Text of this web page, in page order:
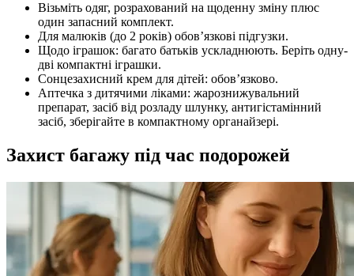
Візьміть одяг, розрахований на щоденну зміну плюс
один запасний комплект.
Для малюків (до 2 років) обов’язкові підгузки.
Щодо іграшок: багато батьків ускладнюють. Беріть одну-
дві компактні іграшки.
Сонцезахисний крем для дітей: обов’язково.
Аптечка з дитячими ліками: жарознижувальний
препарат, засіб від розладу шлунку, антигістамінний
засіб, зберігайте в компактному органайзері.
Захист багажу під час подорожей